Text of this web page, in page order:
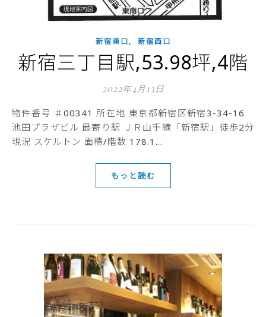
新宿東口, 新宿西口
新宿三丁目駅,53.98坪,4階
2022年4月13日
物件番号 ＃00341 所在地 東京都新宿区新宿3-34-16
池田プラザビル 最寄り駅 ＪＲ山手線「新宿駅」徒歩2分
現況 スケルトン 面積/階数 178.1…
もっと読む